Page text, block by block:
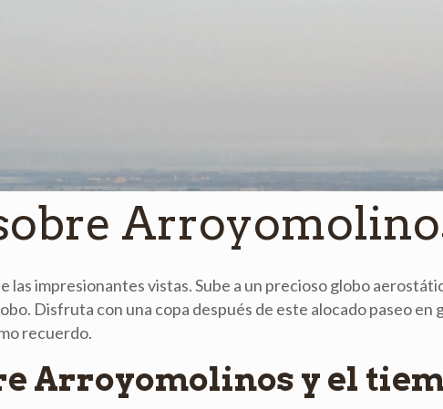
las impresionantes vistas. Sube a un precioso globo
Disfruta con una copa después de este alocado paseo
recuerdo.
Arroyomolinos y el